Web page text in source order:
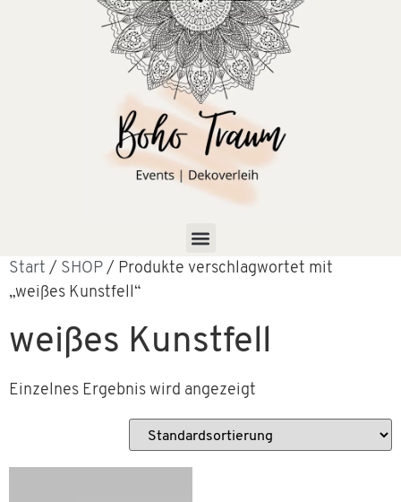
Start / SHOP / Produkte verschlagwortet mit
„weißes Kunstfell“
weißes Kunstfell
Einzelnes Ergebnis wird angezeigt